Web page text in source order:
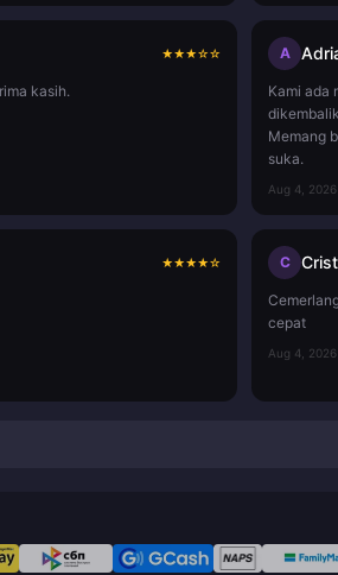
★★★☆☆
kasih.
A
Kami ada
Memang
suka.
Aug 4, 2026
★★★★☆ C
cepat
Aug 4, 2026